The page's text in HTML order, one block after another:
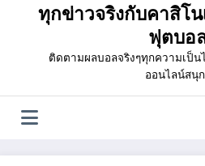
ทุกข่าวจริงกับคาสิโ
ฟุตบอ
ติดตามผลบอลจริงๆทุกความเป็น
ออนไลน์สนุ